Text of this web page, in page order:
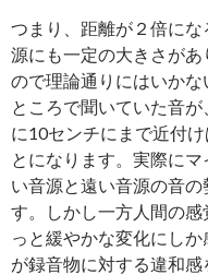
つまり、距離が２倍に
源にも一定の大きさが
ので理論通りにはいか
ところで聞いていた音
に10センチにまで近付
とになります。実際に
い音源と遠い音源の音
す。しかし一方人間の
っと緩やかな変化にし
が録音物に対する違和感